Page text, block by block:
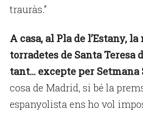
trauràs.”
A casa, al Pla de l’Estany,
torradetes de Santa Teresa
tant… excepte per Setmana
cosa de Madrid, si bé la
espanyolista ens ho vol